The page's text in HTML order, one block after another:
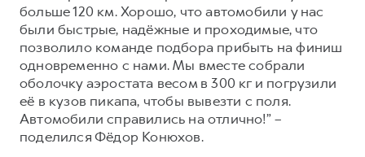
больше 120 км. Хорошо, что автомобили у нас
были быстрые, надёжные и проходимые, что
позволило команде подбора прибыть на финиш
одновременно с нами. Мы вместе собрали
оболочку аэростата весом в 300 кг и погрузили
её в кузов пикапа, чтобы вывезти с поля.
Автомобили справились на отлично!” –
поделился Фёдор Конюхов.